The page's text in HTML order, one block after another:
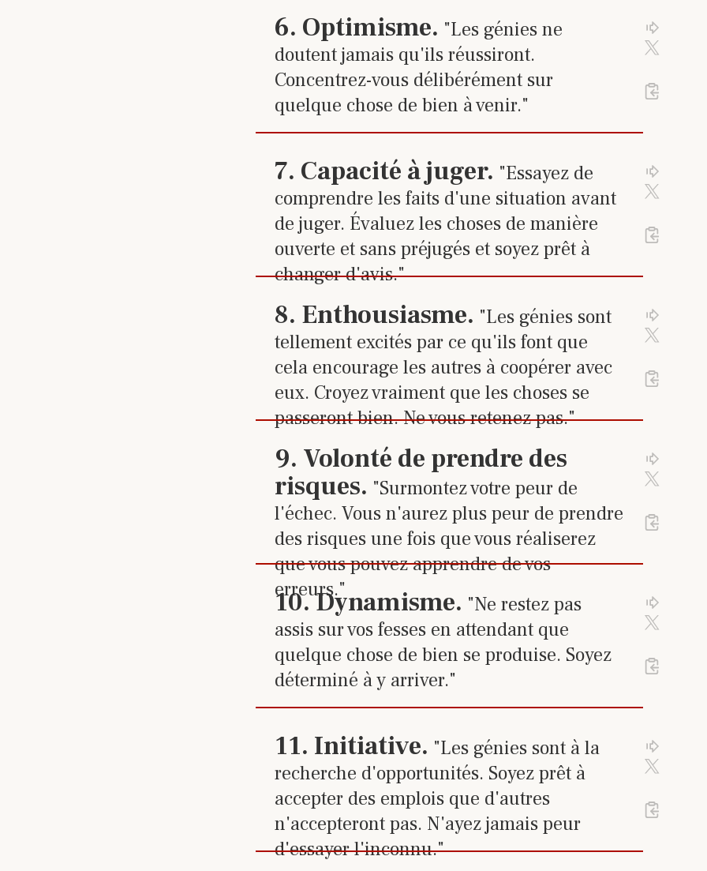
Cliquez sur le lien pour accéder à la
6. Optimisme. "Les génies ne
doutent jamais qu'ils réussiront.
Concentrez-vous délibérément sur
quelque chose de bien à venir."
%23
Cliquez sur le lien pour accéder à la
7. Capacité à juger. "Essayez de
comprendre les faits d'une situation avant
de juger. Évaluez les choses de manière
ouverte et sans préjugés et soyez prêt à
changer d'avis."
%23
Cliquez sur le lien pour accéder à la
8. Enthousiasme. "Les génies sont
tellement excités par ce qu'ils font que
cela encourage les autres à coopérer avec
eux. Croyez vraiment que les choses se
passeront bien. Ne vous retenez pas."
%23
Cliquez sur le lien pour accéder à la
9. Volonté de prendre des
risques. "Surmontez votre peur de
l'échec. Vous n'aurez plus peur de prendre
des risques une fois que vous réaliserez
que vous pouvez apprendre de vos
erreurs."
%23
Cliquez sur le lien pour accéder à la
10.Dynamisme. "Ne restez pas
assis sur vos fesses en attendant que
quelque chose de bien se produise. Soyez
déterminé à y arriver."
%23
Cliquez sur le lien pour accéder à la
11. Initiative. "Les génies sont à la
recherche d'opportunités. Soyez prêt à
accepter des emplois que d'autres
n'accepteront pas. N'ayez jamais peur
d'essayer l'inconnu."
%23